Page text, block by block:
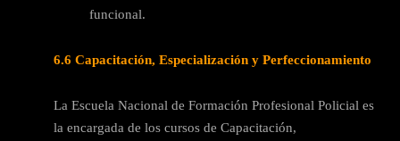
funcional.
6.6 Capacitación, Especialización y Perfeccionamiento
La Escuela Nacional de Formación Profesional Policial es
la encargada de los cursos de Capacitación,